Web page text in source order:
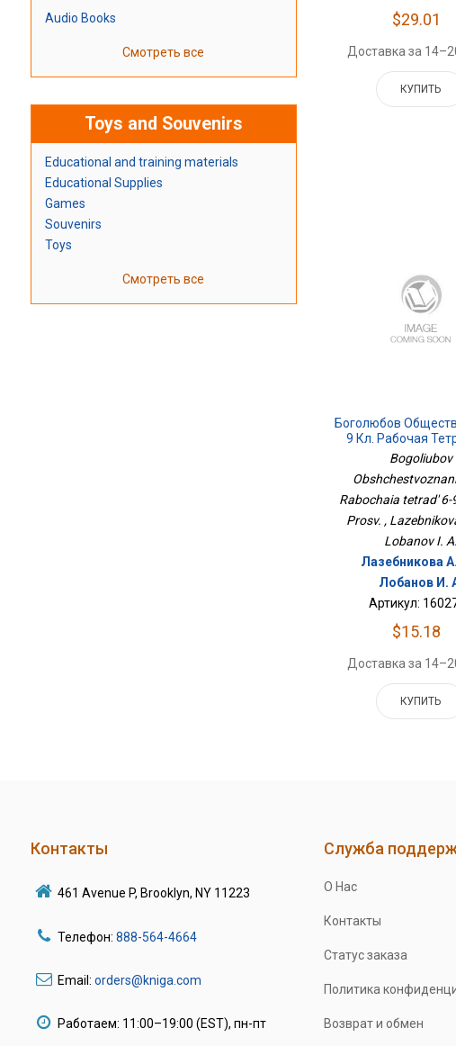
Audio Books
Смотреть все
Toys and Souvenirs
Educational and training materials
Educational Supplies
Games
Souvenirs
Toys
Смотреть все
$29.01
Доставка за
КУПИТЬ
Боголюбов
9 Кл. Рабочая
9ФП2022
Bogoliubov
Rabochaia tetrad' 6-
Prosv. ,
Lobanov I. A.
Лазебникова
Лобанов И.
Артикул:
$15.18
Доставка за
КУПИТЬ
Контакты
461 Avenue P, Brooklyn, NY 11223
Телефон: 888-564-4664
Email: orders@kniga.com
Работаем: 11:00–19:00 (EST), пн-пт
Служба
О Нас
Контакты
Статус заказа
Политика
Возврат и обмен